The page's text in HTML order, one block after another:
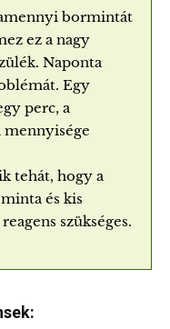
bormintát
ez a nagy
Naponta
Egy
perc, a
mennyisége
tehát, hogy a
és kis
szükséges.